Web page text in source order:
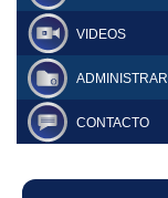
VIDEOS
ADMINISTRAR
CONTACTO